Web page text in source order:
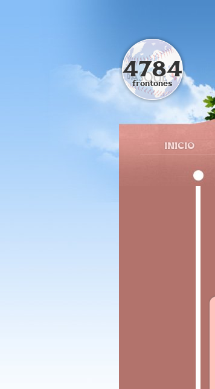
INICIO
4784
frontones